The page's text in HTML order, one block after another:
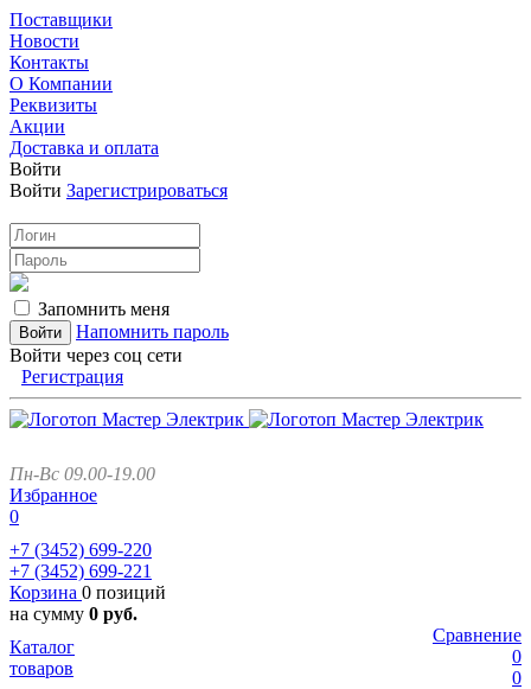
Поставщики
Новости
Контакты
О Компании
Реквизиты
Акции
Доставка и оплата
Войти
Войти Зарегистрироваться
Запомнить меня
Напомнить пароль
Войти через соц сети
Регистрация
Пн-Вс 09.00-19.00
Избранное
0
+7 (3452) 699-220
+7 (3452) 699-221
Корзина 0 позиций
на сумму 0 руб.
Сравнение
0
0
Каталог
товаров